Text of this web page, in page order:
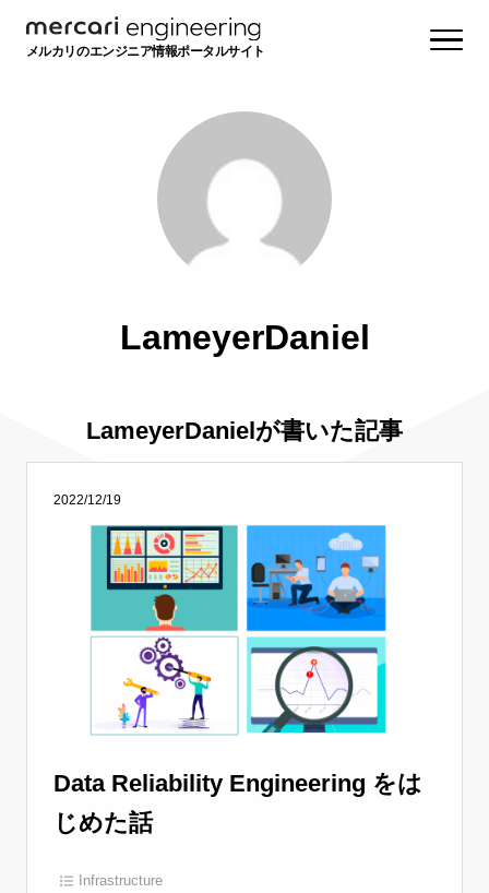
メルカリのエンジニア情報ポータルサイト
LameyerDaniel
LameyerDanielが書いた記事
2022/12/19
Data Reliability Engineering をは
じめた話
Infrastructure